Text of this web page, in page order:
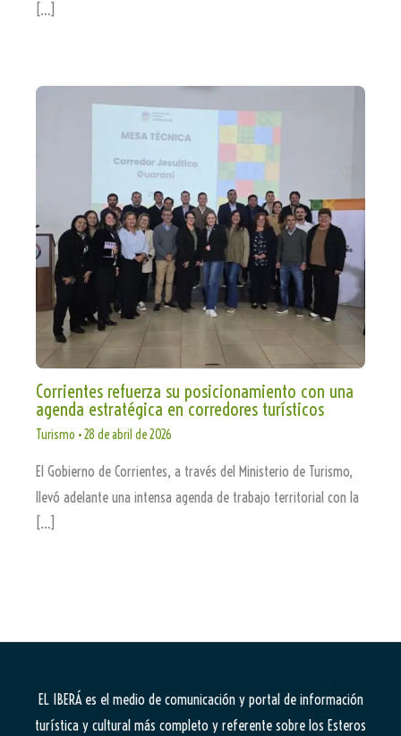
[…]
Corrientes refuerza su posicionamiento con una
agenda estratégica en corredores turísticos
Turismo •28 de abril de 2026
El Gobierno de Corrientes, a través del Ministerio de Turismo,
llevó adelante una intensa agenda de trabajo territorial con la
[…]
EL IBERÁes el medio de comunicación y portal de información
turística y cultural más completo y referente sobre los Esteros